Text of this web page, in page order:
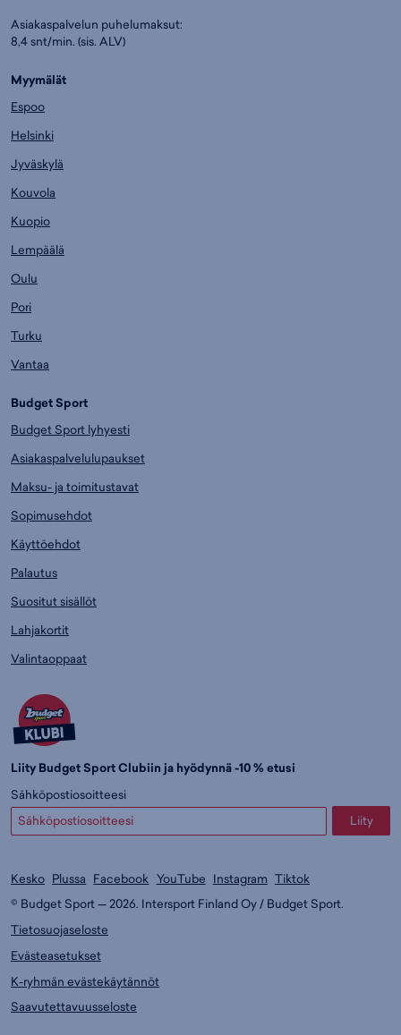
Asiakaspalvelun puhelumaksut:
8,4 snt/min. (sis. ALV)
Myymälät
Espoo
Helsinki
Jyväskylä
Kouvola
Kuopio
Lempäälä
Oulu
Pori
Turku
Vantaa
Budget Sport
Budget Sport lyhyesti
Asiakaspalvelulupaukset
Maksu- ja toimitustavat
Sopimusehdot
Käyttöehdot
Palautus
Suositut sisällöt
Lahjakortit
Valintaoppaat
Liity Budget Sport Clubiin ja hyödynnä -10 % etusi
Sähköpostiosoitteesi
Liity
Kesko Plussa Facebook YouTube Instagram Tiktok
© Budget Sport — 2026. Intersport Finland Oy / Budget Sport.
Tietosuojaseloste
Evästeasetukset
K-ryhmän evästekäytännöt
Saavutettavuusseloste